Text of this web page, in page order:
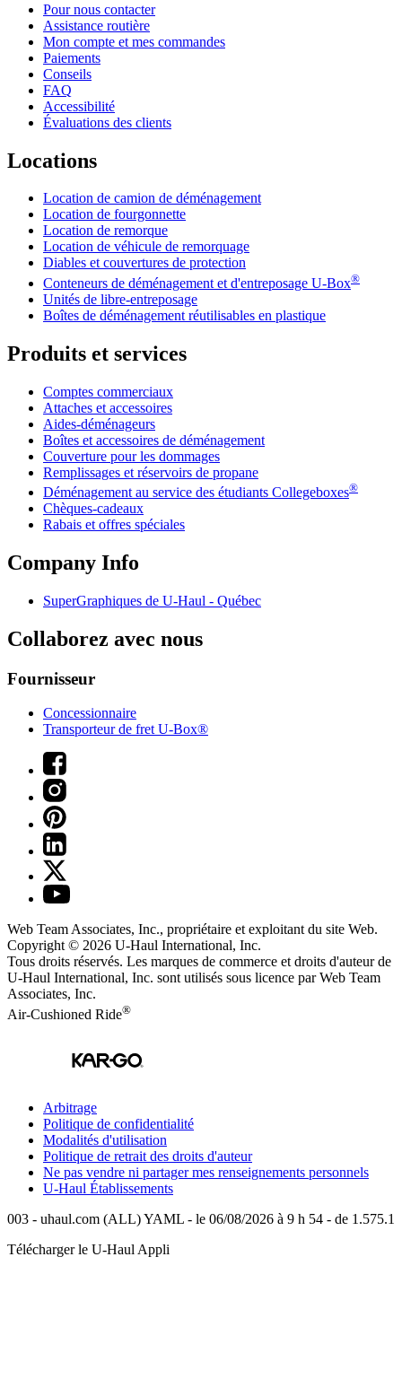
Pour nous contacter
Assistance routière
Mon compte et mes commandes
Paiements
Conseils
FAQ
Accessibilité
Évaluations des clients
Locations
Location de camion de déménagement
Location de fourgonnette
Location de remorque
Location de véhicule de remorquage
Diables et couvertures de protection
Conteneurs de déménagement et d'entreposage U-Box®
Unités de libre-entreposage
Boîtes de déménagement réutilisables en plastique
Produits et services
Comptes commerciaux
Attaches et accessoires
Aides-déménageurs
Boîtes et accessoires de déménagement
Couverture pour les dommages
Remplissages et réservoirs de propane
Déménagement au service des étudiants Collegeboxes®
Chèques-cadeaux
Rabais et offres spéciales
Company Info
SuperGraphiques de U-Haul - Québec
Collaborez avec nous
Fournisseur
Concessionnaire
Transporteur de fret U-Box®
Web Team Associates, Inc., propriétaire et exploitant du site Web.
Copyright © 2026 U-Haul International, Inc.
Tous droits réservés. Les marques de commerce et droits d'auteur de
U-Haul International, Inc. sont utilisés sous licence par Web Team
Associates, Inc.
Air-Cushioned Ride®
Arbitrage
Politique de confidentialité
Modalités d'utilisation
Politique de retrait des droits d'auteur
Ne pas vendre ni partager mes renseignements personnels
U-Haul Établissements
003 - uhaul.com (ALL) YAML - le 06/08/2026 à 9 h 54 - de 1.575.1
Télécharger le U-Haul Appli